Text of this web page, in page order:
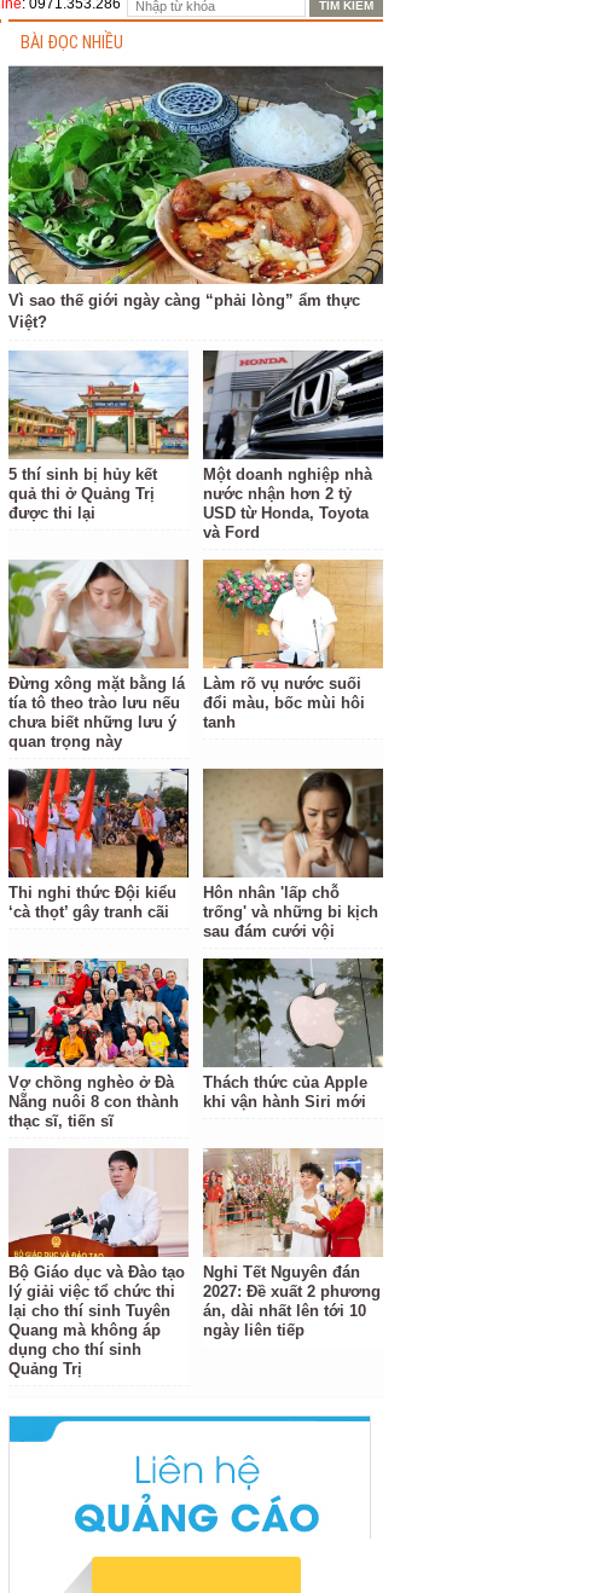
: 0971.353.286
BÀI ĐỌC NHIỀU
Vì sao thế giới ngày càng “phải lòng” ẩm thực
Việt?
5 thí sinh bị hủy kết
quả thi ở Quảng Trị
được thi lại
Một doanh nghiệp nhà
nước nhận hơn 2 tỷ
USD từ Honda, Toyota
và Ford
Đừng xông mặt bằng lá
tía tô theo trào lưu nếu
chưa biết những lưu ý
quan trọng này
Làm rõ vụ nước suối
đổi màu, bốc mùi hôi
tanh
Thi nghi thức Đội kiểu
‘cà thọt’ gây tranh cãi
Hôn nhân 'lấp chỗ
trống' và những bi kịch
sau đám cưới vội
Vợ chồng nghèo ở Đà
Nẵng nuôi 8 con thành
thạc sĩ, tiến sĩ
Thách thức của Apple
khi vận hành Siri mới
Bộ Giáo dục và Đào tạo
lý giải việc tổ chức thi
lại cho thí sinh Tuyên
Quang mà không áp
dụng cho thí sinh
Quảng Trị
Nghỉ Tết Nguyên đán
2027: Đề xuất 2 phương
án, dài nhất lên tới 10
ngày liên tiếp